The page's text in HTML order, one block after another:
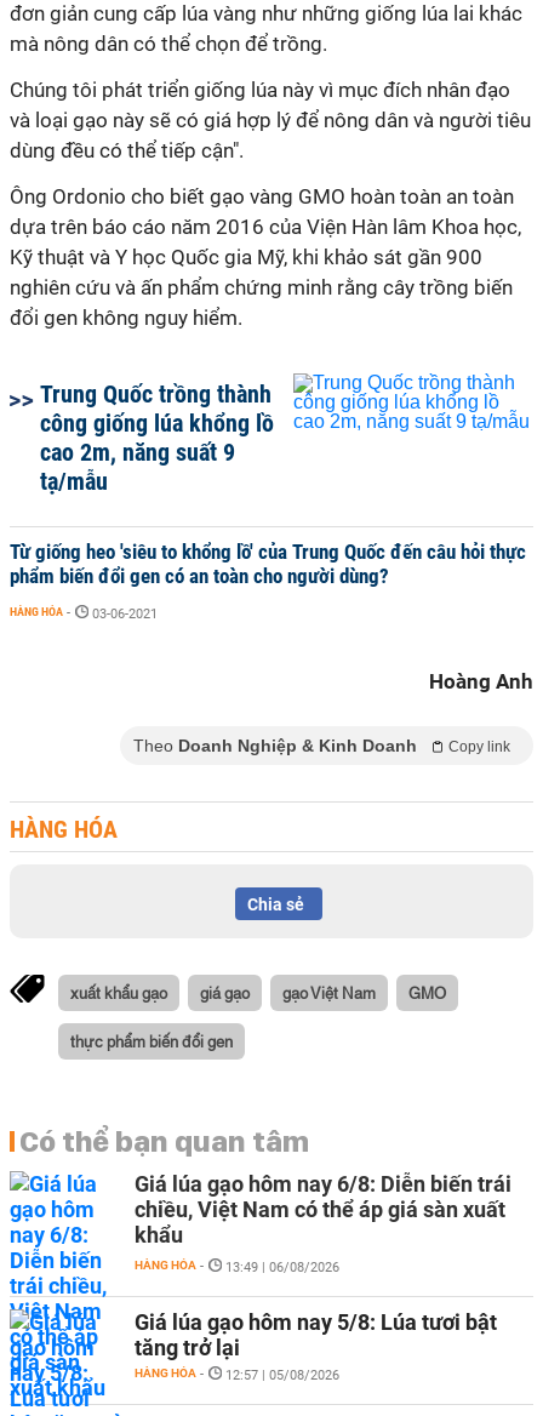
đơn giản cung cấp lúa vàng như những giống lúa lai khác
mà nông dân có thể chọn để trồng.
Chúng tôi phát triển giống lúa này vì mục đích nhân đạo
và loại gạo này sẽ có giá hợp lý để nông dân và người tiêu
dùng đều có thể tiếp cận".
Ông Ordonio cho biết gạo vàng GMO hoàn toàn an toàn
dựa trên báo cáo năm 2016 của Viện Hàn lâm Khoa học,
Kỹ thuật và Y học Quốc gia Mỹ, khi khảo sát gần 900
nghiên cứu và ấn phẩm chứng minh rằng cây trồng biến
đổi gen không nguy hiểm.
Trung Quốc trồng thành
công giống lúa khổng lồ
cao 2m, năng suất 9
tạ/mẫu
Từ giống heo 'siêu to khổng lồ' của Trung Quốc đến câu hỏi thực
phẩm biến đổi gen có an toàn cho người dùng?
HÀNG HÓA - 03-06-2021
Hoàng Anh
Theo Doanh Nghiệp & Kinh Doanh Copy link
HÀNG HÓA
Chia sẻ
xuất khẩu gạo giá gạo gạo Việt Nam GMO
thực phẩm biến đổi gen
Có thể bạn quan tâm
Giá lúa gạo hôm nay 6/8: Diễn biến trái
chiều, Việt Nam có thể áp giá sàn xuất
khẩu
HÀNG HÓA - 13:49 | 06/08/2026
Giá lúa gạo hôm nay 5/8: Lúa tươi bật
tăng trở lại
HÀNG HÓA - 12:57 | 05/08/2026